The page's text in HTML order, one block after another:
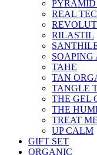
REAL
RILASTIL
SOAPING
TAHE
TAN
TANGLE
THE GEL
THE
TREAT
UP CALM
GIFT SET
ORGANIC